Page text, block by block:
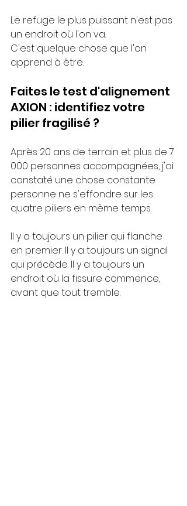
Le refuge le plus puissant n'est pas
un endroit où l'on va.
C'est quelque chose que l'on
apprend à être.
Faites le test d'alignement
AXION : identifiez votre
pilier fragilisé ?
Après 20 ans de terrain et plus de 7
000 personnes accompagnées, j'ai
constaté une chose constante :
personne ne s'effondre sur les
quatre piliers en même temps.
Il y a toujours un pilier qui flanche
en premier. Il y a toujours un signal
qui précède. Il y a toujours un
endroit où la fissure commence,
avant que tout tremble.